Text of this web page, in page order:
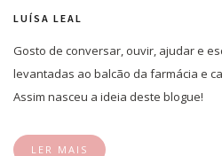
LUÍSA LEAL
Gosto de conversar, ouvir, ajudar e
levantadas ao balcão da farmácia e
Assim nasceu a ideia deste blogue!
LER MAIS